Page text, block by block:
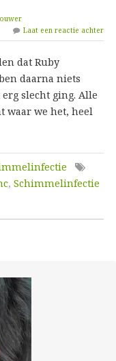
Laat een reactie achter
dat Ruby
daarna niets
slecht ging. Alle
waar we het, heel
, Schimmelinfectie